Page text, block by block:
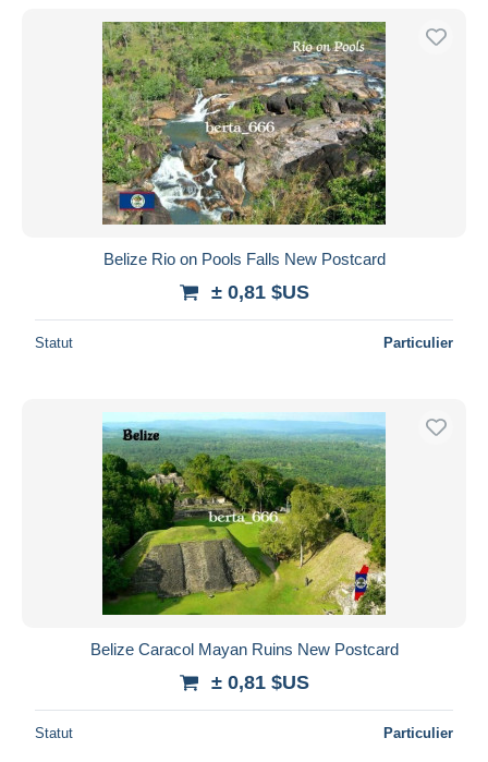
Belize Rio on Pools Falls New Postcard
± 0,81 $US
Statut Particulier
Belize Caracol Mayan Ruins New Postcard
± 0,81 $US
Statut Particulier